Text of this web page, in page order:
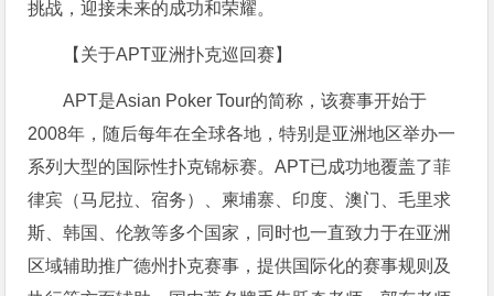
挑战，迎接未来的成功和荣耀。
【关于APT亚洲扑克巡回赛】
APT是Asian Poker Tour的简称，该赛事开始于
2008年，随后每年在全球各地，特别是亚洲地区举办一
系列大型的国际性扑克锦标赛。APT已成功地覆盖了菲
律宾（马尼拉、宿务）、柬埔寨、印度、澳门、毛里求
斯、韩国、伦敦等多个国家，同时也一直致力于在亚洲
区域辅助推广德州扑克赛事，提供国际化的赛事规则及